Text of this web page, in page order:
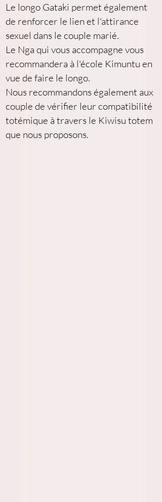
Le longo Gataki permet également
de renforcer le lien et l'attirance
sexuel dans le couple marié.
Le Nga qui vous accompagne vous
recommandera à l'école Kimuntu en
vue de faire le longo.
Nous recommandons également aux
couple de vérifier leur compatibilité
totémique à travers le Kiwisu totem
que nous proposons.